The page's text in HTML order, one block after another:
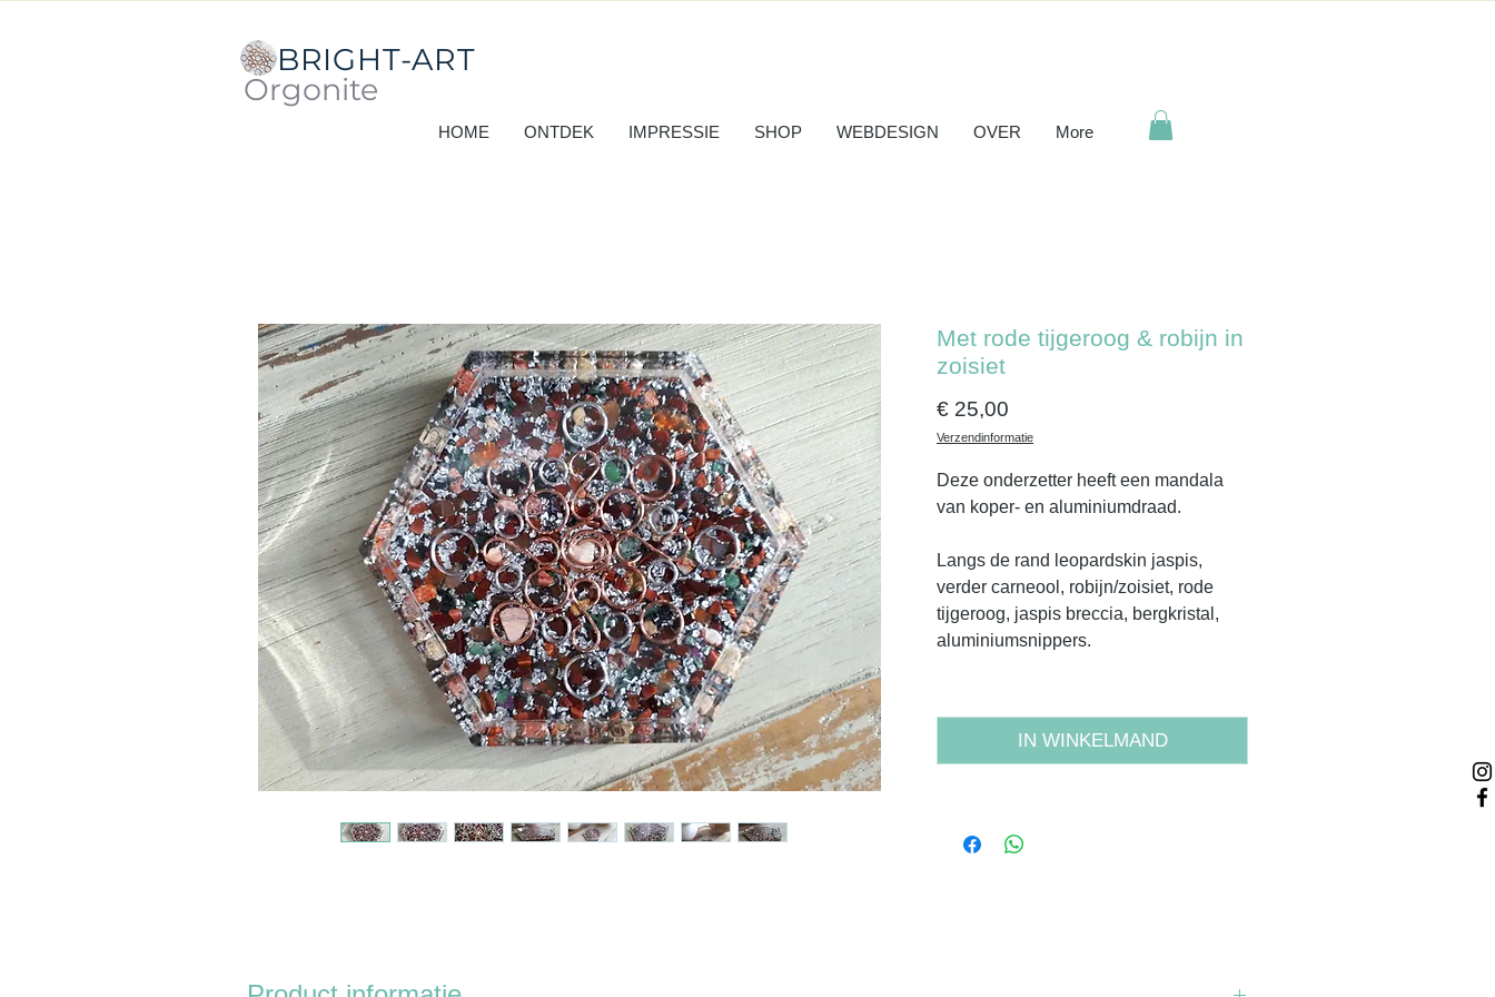
BRIGHT-ART
Orgonite
HOME ONTDEK IMPRESSIE SHOP WEBDESIGN OVER More
Met rode tijgeroog & robijn in
zoisiet
€ 25,00
Verzendinformatie
Deze onderzetter heeft een mandala
van koper- en aluminiumdraad.
Langs de rand leopardskin jaspis,
verder carneool, robijn/zoisiet, rode
tijgeroog, jaspis breccia, bergkristal,
aluminiumsnippers.
IN WINKELMAND